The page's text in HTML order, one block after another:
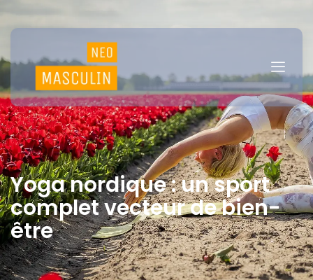
Yoga nordique : un sport
complet vecteur de bien-
être